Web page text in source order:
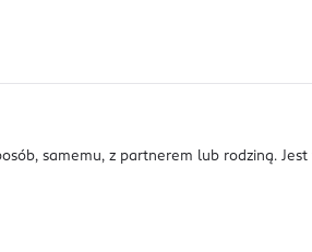
samemu, z partnerem lub rodziną.